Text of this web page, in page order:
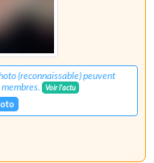
(reconnaissable) peuvent
Voir l'actu